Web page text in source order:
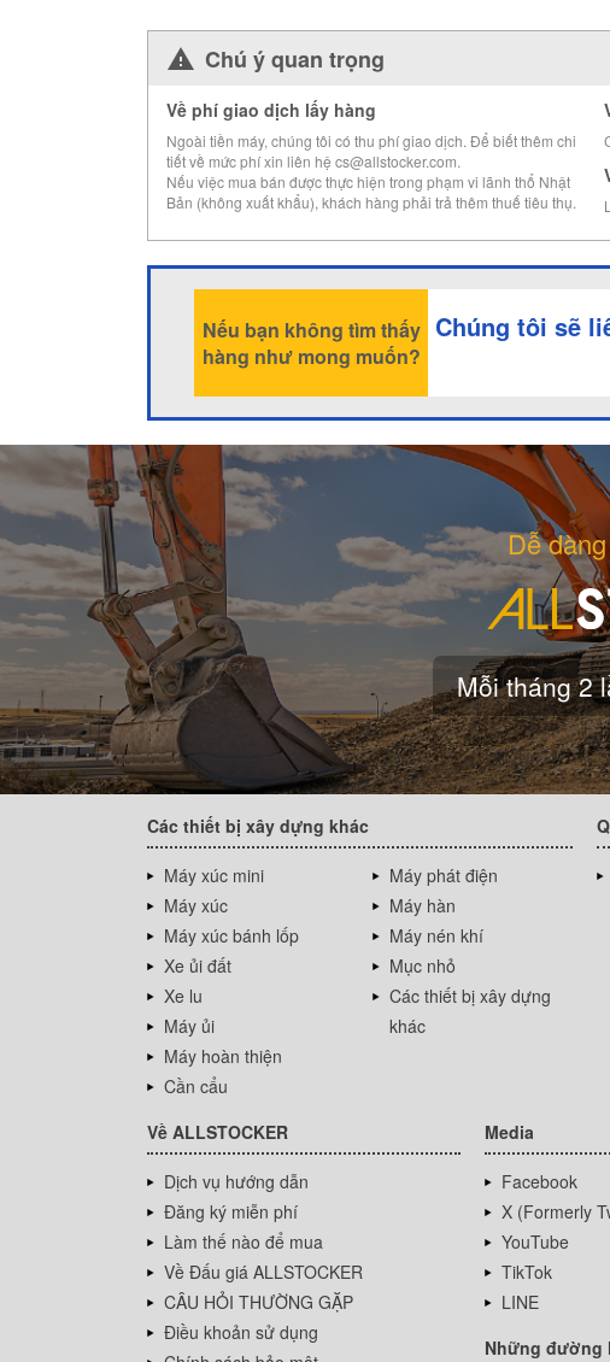
Chú ý quan trọng
Về phí giao dịch lấy hàng
Ngoài tiền máy, chúng tôi có thu phí giao dịch. Để biết thêm chi
tiết về mức phí xin liên hệ cs@allstocker.com.
Nếu việc mua bán được thực hiện trong phạm vi lãnh thổ Nhật
Bản (không xuất khẩu), khách hàng phải trả thêm thuế tiêu thụ.
Nếu bạn không tìm thấy
hàng như mong muốn?
Chúng tôi sẽ
Dễ
Mỗi tháng 2
Các thiết bị xây dựng khác
Máy xúc mini
Máy xúc
Máy xúc bánh lốp
Xe ủi đất
Xe lu
Máy ủi
Máy hoàn thiện
Cần cẩu
Máy phát điện
Máy hàn
Máy nén khí
Mục nhỏ
Các thiết bị xây dựng
khác
Về ALLSTOCKER
Dịch vụ hướng dẫn
Đăng ký miễn phí
Làm thế nào để mua
Về Đấu giá ALLSTOCKER
CÂU HỎI THƯỜNG GẶP
Điều khoản sử dụng
Media
Facebook
X (Formerly
YouTube
TikTok
LINE
Những đường